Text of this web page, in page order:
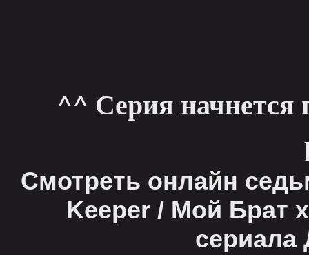
^^ Серия начнется
Смотреть онлайн
Keeper / Мой Брат
сериала